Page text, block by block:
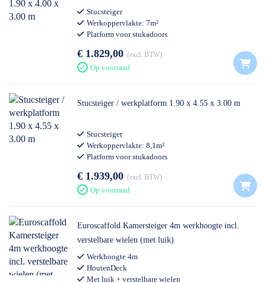
Stucsteiger
Werkoppervlakte: 7m²
Platform voor stukadoors
€ 1.829,00 excl. BTW
Op voorraad
Stucsteiger / werkplatform 1.90 x 4.55 x 3.00 m
Stucsteiger
Werkoppervlakte: 8,1m²
Platform voor stukadoors
€ 1.939,00 excl. BTW
Op voorraad
Euroscaffold Kamersteiger 4m werkhoogte incl.
verstelbare wielen (met luik)
Werkhoogte 4m
HoutenDeck
Met luik + verstelbare wielen